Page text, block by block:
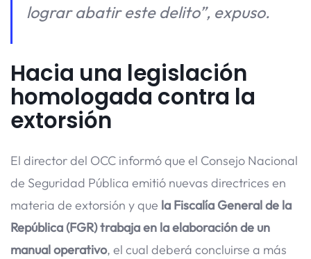
lograr abatir este delito”, expuso.
Hacia una legislación
homologada contra la
extorsión
El director del OCC informó que el Consejo Nacional
de Seguridad Pública emitió nuevas directrices en
materia de extorsión y que la Fiscalía General de la
República (FGR) trabaja en la elaboración de un
manual operativo, el cual deberá concluirse a más